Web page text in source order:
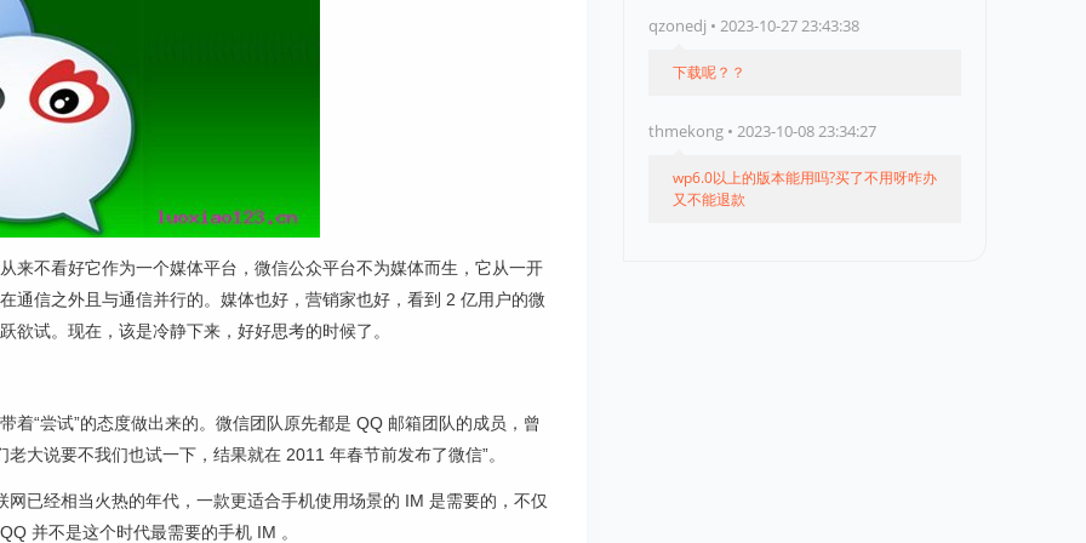
来不看好它作为一个媒体平台，微信公众平台不为媒体而生，它从一开
通信之外且与通信并行的。媒体也好，营销家也好，看到 2 亿用户的微
试。现在，该是冷静下来，好好思考的时候了。
着“尝试”的态度做出来的。微信团队原先都是 QQ 邮箱团队的成员，曾
大说要不我们也试一下，结果就在 2011 年春节前发布了微信”。
已经相当火热的年代，一款更适合手机使用场景的 IM 是需要的，不仅
并不是这个时代最需要的手机 IM 。
qzonedj • 2023-10-27 23:43:38
下载呢？？
thmekong • 2023-10-08 23:34:27
wp6.0以上的版本能用吗?买了不用呀咋办
又不能退款